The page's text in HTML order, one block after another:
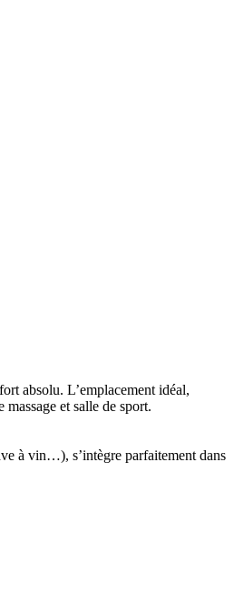
absolu. L’emplacement idéal,
et salle de sport.
à vin…), s’intègre parfaitement dans